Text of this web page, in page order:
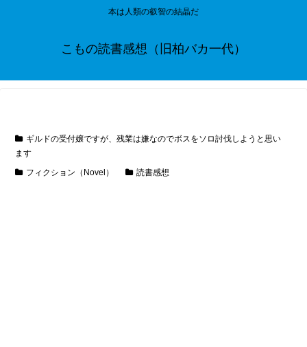
本は人類の叡智の結晶だ
こもの読書感想（旧柏バカ一代）
ギルドの受付嬢ですが、残業は嫌なのでボスをソロ討伐しようと思い
ます
フィクション（Novel）
読書感想